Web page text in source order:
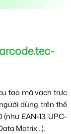
tạo mã vạch trực
dùng trên thế
EAN-13, UPC-
Matrix…).